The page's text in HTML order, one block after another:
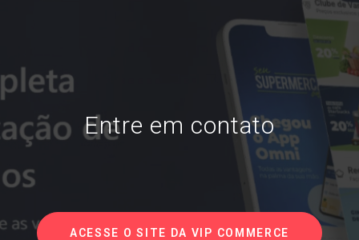
Entre em contato
ACESSE O SITE DA VIP COMMERCE